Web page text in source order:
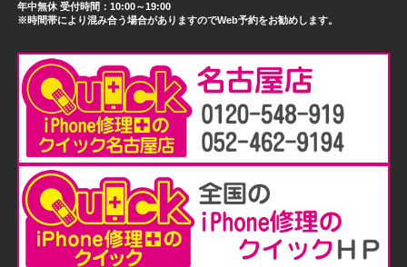
年中無休 受付時間：10:00～19:00
※時間帯により混み合う場合がありますのでWeb予約をお勧めします。